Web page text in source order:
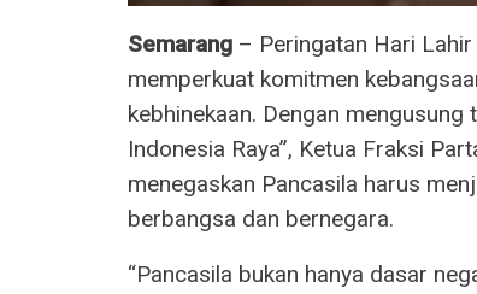
Semarang – Peringatan Hari
memperkuat komitmen
kebhinekaan. Dengan
Indonesia Raya”, Ketua Fraksi
menegaskan Pancasila harus
berbangsa dan bernegara.
“Pancasila bukan hanya dasar